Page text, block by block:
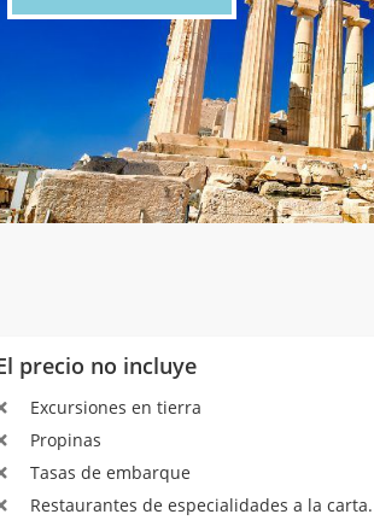
precio no incluye
Excursiones en tierra
Propinas
Tasas de embarque
Restaurantes de especialidades a la carta.